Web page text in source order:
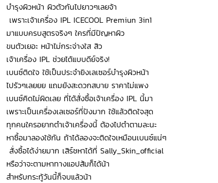
บำรุงผิวหน้า ผิวตัวกันไปยาวๆเลยจ้า
เพราะเจ้าเครื่อง IPL ICECOOL Premiun 3in1
มาแบบครบสูตรจริงๆ ใครที่มีปัญหาผิว
ขนตัวเยอะ หน้าไม่กระจ่างใส สิว
เจ้าเครื่อง IPL ช่วยได้แบบดีย์จริง!
เบนซ์ติดใจ ใช้เป็นประจำยิงเลเซอร์บำรุงผิวหน้า
ไปรัวๆเลยยย แถมยังสะดวกสบาย ราคาไม่แพง
เบนซ์คิดไม่ผิดเลย ที่ได้สั่งซื้อเจ้าเครื่อง IPL นี้มา
เพราะเป็นเครื่องเลเซอร์ที่ปังมาก ใช้แล้วติดใจสุด
ทุกคนใครอยากตำเจ้าเครื่องนี้ ต้องไปตำตามละนะ
หาซื้อมาลองใช้กัน ถ้าได้ลองจะติดใจเหมือนเบนซ์แน่ๆ
สั่งซื้อได้ง่ายมาก เสิร์ชหาได้ที่ Sally_Skin_official
หรือว่าจะตามหาทางแอปส้มก็ได้น้า
สำหรับกระทู้วันนี้ก็จบแล้วน้า